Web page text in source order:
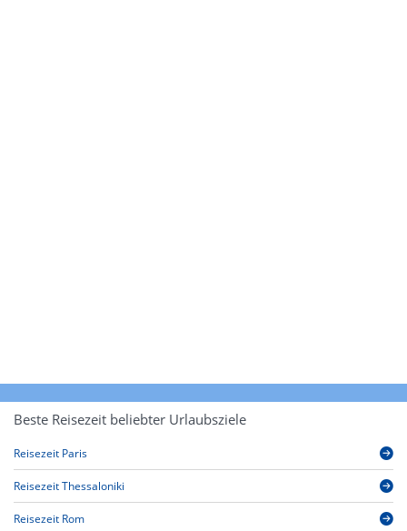
Beste Reisezeit beliebter Urlaubsziele
Reisezeit Paris
Reisezeit Thessaloniki
Reisezeit Rom